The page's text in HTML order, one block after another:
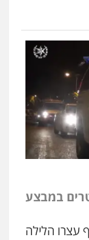
במבצע
עצרו הלילה